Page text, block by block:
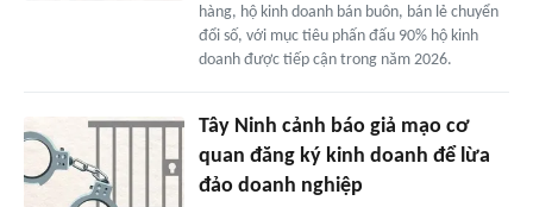
hàng, hộ kinh doanh bán buôn, bán lẻ chuyển
đổi số, với mục tiêu phấn đấu 90% hộ kinh
doanh được tiếp cận trong năm 2026.
Tây Ninh cảnh báo giả mạo cơ
quan đăng ký kinh doanh để lừa
đảo doanh nghiệp